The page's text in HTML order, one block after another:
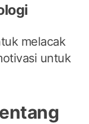
melacak
untuk